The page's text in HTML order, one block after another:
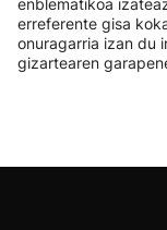
enblematikoa
erreferente gisa
onuragarria izan du
gizartearen